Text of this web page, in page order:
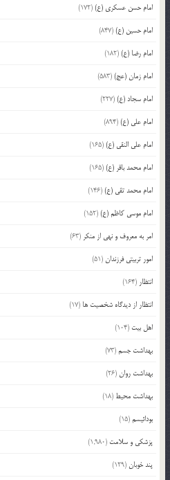
امام حسن عسکری (ع)(172)
امام حسین (ع)(847)
امام رضا (ع)(182)
امام زمان (عج)(583)
امام سجاد (ع)(227)
امام علی (ع)(894)
امام علی النقی (ع)(165)
امام محمد باقر (ع)(165)
امام محمد تقی (ع)(146)
امام موسی کاظم (ع)(152)
امر به معروف و نهی از منکر (63)
امور تربیتی فرزندان(51)
انتظار (164)
انتظار از دیدگاه شخصیت ها (17)
اهل بیت (104)
بهداشت جسم(73)
بهداشت روان(26)
بهداشت محیط (18)
بودائیسم(15)
پزشکی و سلامت (1,980)
پند خوبان(129)